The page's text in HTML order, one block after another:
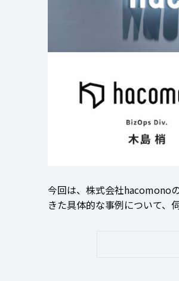
今回は、株式会社hacomono
きた具体的な事例について、